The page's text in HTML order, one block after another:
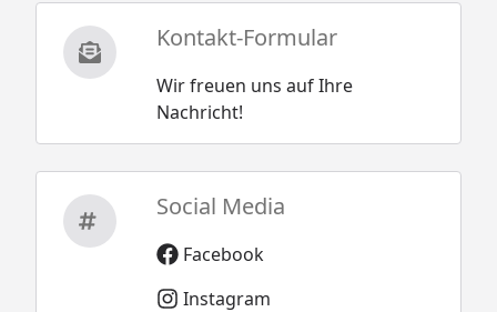
Kontakt-Formular
Wir freuen uns auf Ihre
Nachricht!
Social Media
Facebook
Instagram